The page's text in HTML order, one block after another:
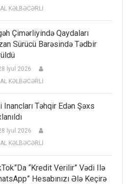
KƏLBƏCƏRLİ
Çimərliyində Qaydaları
Sürücü Barəsində Tədbir
İyul 2026
KƏLBƏCƏRLİ
Inancları Təhqir Edən Şəxs
İyul 2026
KƏLBƏCƏRLİ
“kredit Verilir” Vədi Ilə
Hesabınızı Ələ Keçirə